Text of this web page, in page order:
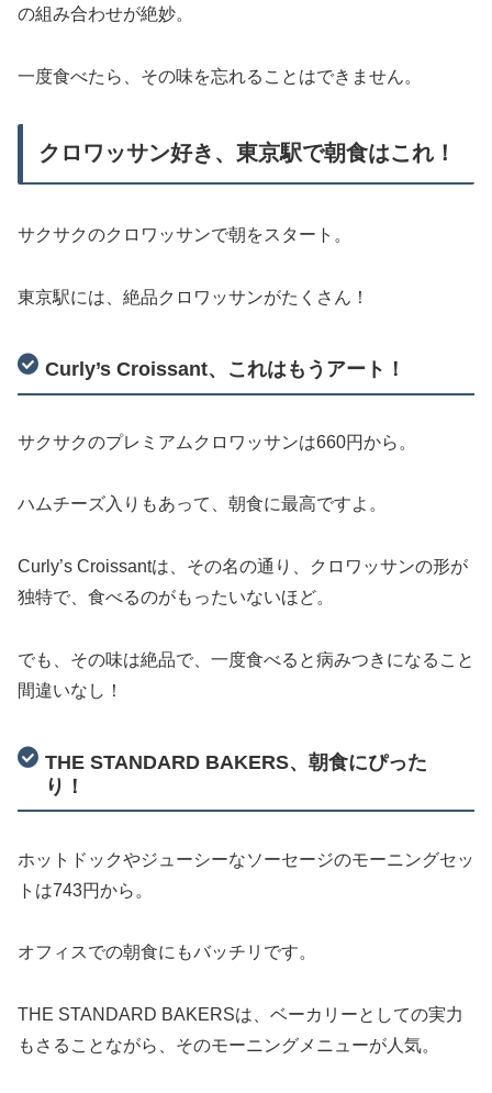
の組み合わせが絶妙。
一度食べたら、その味を忘れることはできません。
クロワッサン好き、東京駅で朝食はこれ！
サクサクのクロワッサンで朝をスタート。
東京駅には、絶品クロワッサンがたくさん！
Curly’s Croissant、これはもうアート！
サクサクのプレミアムクロワッサンは660円から。
ハムチーズ入りもあって、朝食に最高ですよ。
Curly’s Croissantは、その名の通り、クロワッサンの形が
独特で、食べるのがもったいないほど。
でも、その味は絶品で、一度食べると病みつきになること
間違いなし！
THE STANDARD BAKERS、朝食にぴった
り！
ホットドックやジューシーなソーセージのモーニングセッ
トは743円から。
オフィスでの朝食にもバッチリです。
THE STANDARD BAKERSは、ベーカリーとしての実力
もさることながら、そのモーニングメニューが人気。